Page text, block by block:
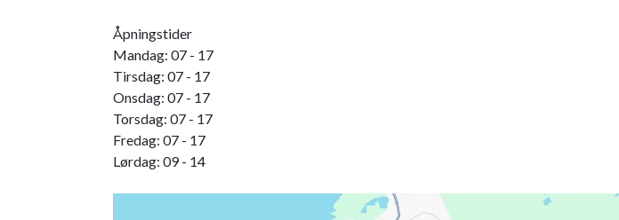
Åpningstider
Mandag: 07 - 17
Tirsdag: 07 - 17
Onsdag: 07 - 17
Torsdag: 07 - 17
Fredag: 07 - 17
Lørdag: 09 - 14